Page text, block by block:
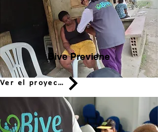
Bive Previene
Ver el proyecto